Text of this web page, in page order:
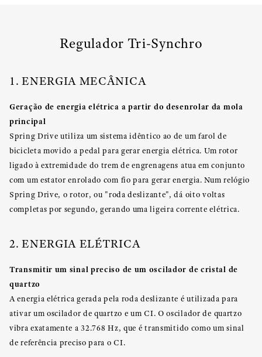
Regulador Tri-Synchro
1. ENERGIA MECÂNICA
Geração de energia elétrica a partir do desenrolar da mola
principal
Spring Drive utiliza um sistema idêntico ao de um farol de
bicicleta movido a pedal para gerar energia elétrica. Um rotor
ligado à extremidade do trem de engrenagens atua em conjunto
com um estator enrolado com fio para gerar energia. Num relógio
Spring Drive, o rotor, ou "roda deslizante", dá oito voltas
completas por segundo, gerando uma ligeira corrente elétrica.
2. ENERGIA ELÉTRICA
Transmitir um sinal preciso de um oscilador de cristal de
quartzo
A energia elétrica gerada pela roda deslizante é utilizada para
ativar um oscilador de quartzo e um CI. O oscilador de quartzo
vibra exatamente a 32.768 Hz, que é transmitido como um sinal
de referência preciso para o CI.